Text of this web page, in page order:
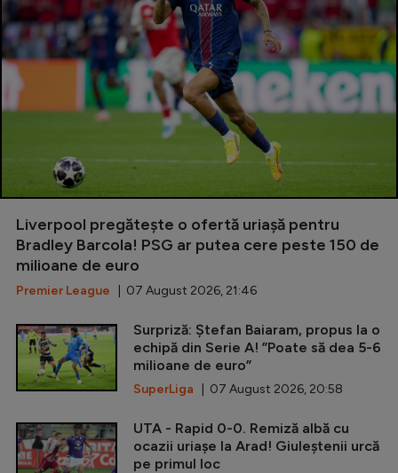
Liverpool pregătește o ofertă uriașă pentru
Bradley Barcola! PSG ar putea cere peste 150 de
milioane de euro
Premier League | 07 August 2026, 21:46
Surpriză: Ștefan Baiaram, propus la o
echipă din Serie A! ”Poate să dea 5-6
milioane de euro”
SuperLiga | 07 August 2026, 20:58
UTA - Rapid 0-0. Remiză albă cu
ocazii uriașe la Arad! Giuleștenii urcă
pe primul loc